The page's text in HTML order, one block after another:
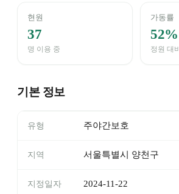
현원
37
명 이용 중
가동률
52%
정원 대비
기본 정보
유형 주야간보호
지역 서울특별시 양천구
지정일자 2024-11-22